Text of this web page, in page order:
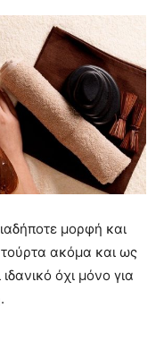
μορφή και
ακόμα και ως
όχι μόνο για